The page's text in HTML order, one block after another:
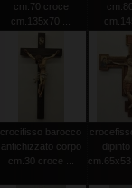
cm.70 croce
cm.135x70 ...
crocifisso barocco
antichizzato corpo
cm.30 croce ...